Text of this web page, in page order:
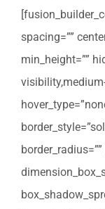
spacing=””
min_height=””